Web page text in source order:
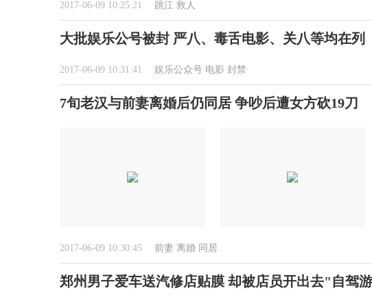
2017-06-09 10:25:21 跳江 救人
大批娱乐公号被封 严八、毒舌电影、关八等均在列
2017-06-09 10:31:41 娱乐公众号 电影 封禁
7旬老汉与前妻离婚后仍同居 争吵后遭女方砍19刀
2017-06-09 10:30:45 前妻 离婚 同居
郑州男子爱车送汽修店贴膜 却被店员开出去"自驾